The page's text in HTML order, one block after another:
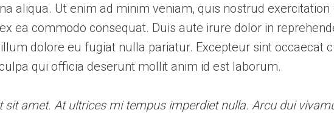
aliqua. Ut enim ad minim veniam, quis nostrud
ea commodo consequat. Duis aute irure dolor in
dolore eu fugiat nulla pariatur. Excepteur sint occaecat
qui officia deserunt mollit anim id est laborum.
sit amet. At ultrices mi tempus imperdiet nulla. Arcu dui